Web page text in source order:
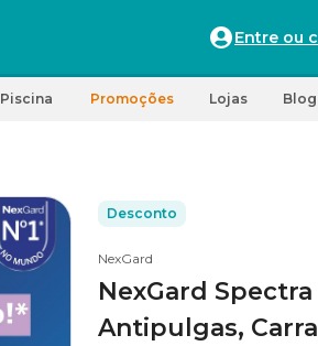
Entre ou
Piscina Promoções Lojas Blog
Desconto
NexGard
NexGard Spectra
Antipulgas,